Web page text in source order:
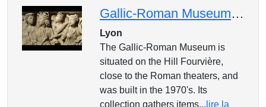
Gallic-Roman Museum, Lyon, in English
Lyon
The Gallic-Roman Museum is
situated on the Hill Fourvière,
close to the Roman theaters, and
was built in the 1970's. Its
collection gathers items... lire la